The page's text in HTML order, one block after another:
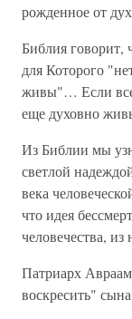
рожденное от
Библия говорит,
для Которого
живы"… Если все
еще духовно
Из Библии мы
светлой
века
что идея
человечества,
Патриарх
воскресить"